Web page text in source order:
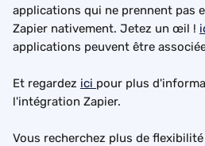
applications qui ne prennent pas
Zapier nativement. Jetez un œil !
applications peuvent être
Et regardez ici pour plus
l'intégration Zapier.
Vous recherchez plus de